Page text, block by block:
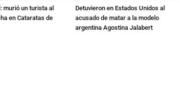
murió un turista al
en Cataratas de
Detuvieron en Estados Unidos al
acusado de matar a la modelo
argentina Agostina Jalabert